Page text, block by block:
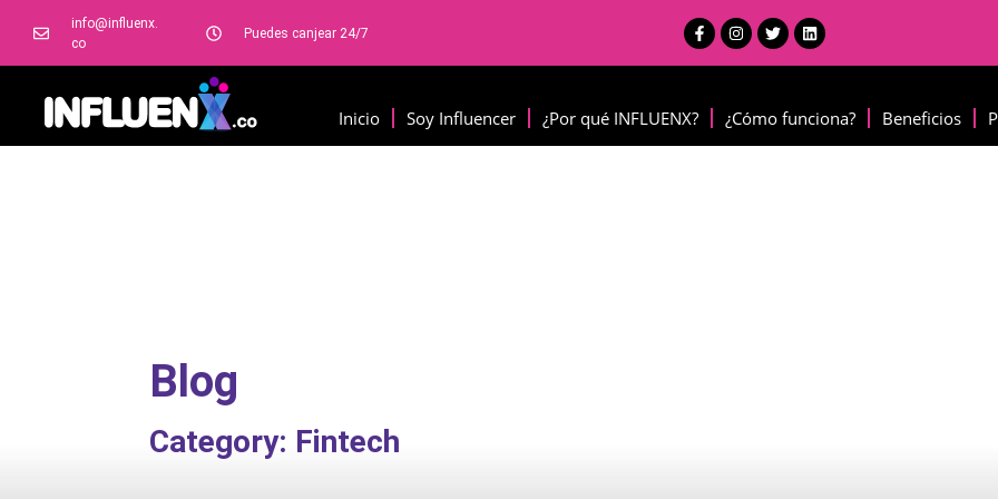
info@influenx.
co
Puedes canjear 24/7
Inicio Soy Influencer ¿Por qué INFLUENX? ¿Cómo funciona? Beneficios
Blog
Category: Fintech